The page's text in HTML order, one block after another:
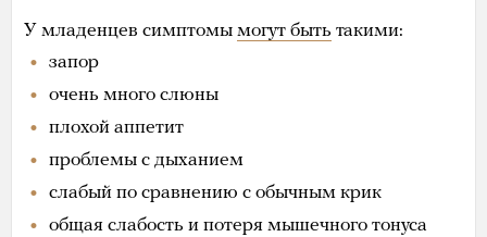
У младенцев симптомы могут быть такими:
запор
очень много слюны
плохой аппетит
проблемы с дыханием
слабый по сравнению с обычным крик
общая слабость и потеря мышечного тонуса